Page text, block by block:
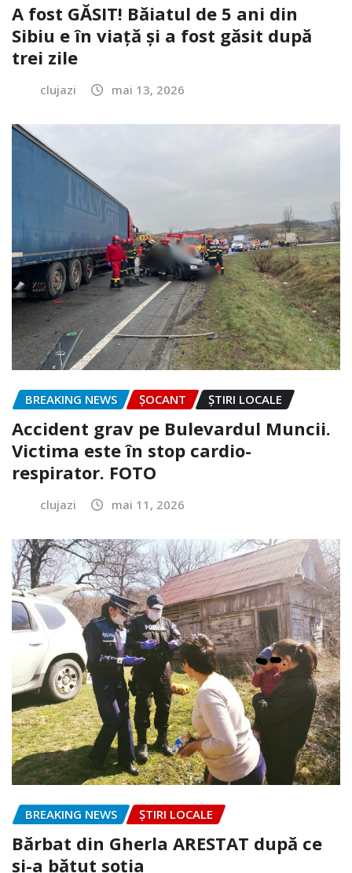
A fost GĂSIT! Băiatul de 5 ani din
Sibiu e în viață și a fost găsit după
trei zile
clujazi mai 13, 2026
BREAKING NEWS ȘOCANT ȘTIRI LOCALE
Accident grav pe Bulevardul Muncii.
Victima este în stop cardio-
respirator. FOTO
clujazi mai 11, 2026
BREAKING NEWS ȘTIRI LOCALE
Bărbat din Gherla ARESTAT după ce
și-a bătut soția